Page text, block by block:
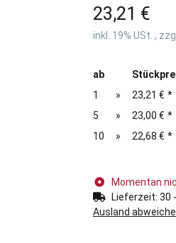
23,21 €
inkl. 19% USt. , zzgl.
ab
1
» 23,21 € *
5
» 23,00 € *
10
» 22,68 € *
Momentan
Lieferzeit: 30
Ausland